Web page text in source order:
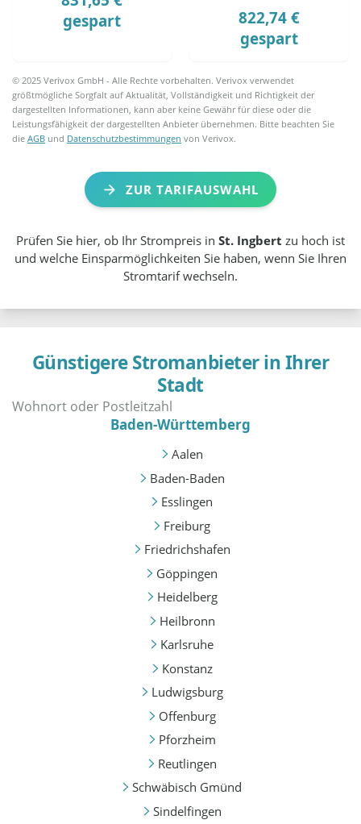
gespart
822,74 €
gespart
© 2025 Verivox GmbH - Alle Rechte vorbehalten. Verivox verwendet
größtmögliche Sorgfalt auf Aktualität, Vollständigkeit und Richtigkeit der
dargestellten Informationen, kann aber keine Gewähr für diese oder die
Leistungsfähigkeit der dargestellten Anbieter übernehmen. Bitte beachten Sie
dieAGB und Datenschutzbestimmungen von Verivox.
ZUR TARIFAUSWAHL
Prüfen Sie hier, ob Ihr Strompreis in St. Ingbert zu hoch ist
und welche Einsparmöglichkeiten Sie haben, wenn Sie Ihren
Stromtarif wechseln.
Günstigere Stromanbieter in Ihrer
Stadt
Baden-Württemberg
Aalen
Baden-Baden
Esslingen
Freiburg
Friedrichshafen
Göppingen
Heidelberg
Heilbronn
Karlsruhe
Konstanz
Ludwigsburg
Offenburg
Pforzheim
Reutlingen
Schwäbisch Gmünd
Sindelfingen